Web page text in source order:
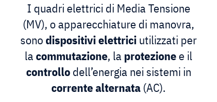
I quadri elettrici di Media Tensione
(MV), o apparecchiature di manovra,
sono dispositivi elettrici utilizzati per
lacommutazione, la protezionee il
controllodell’energia nei sistemi in
correntealternata(AC).